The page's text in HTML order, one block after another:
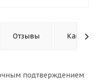
Отзывы Как
подтверждением